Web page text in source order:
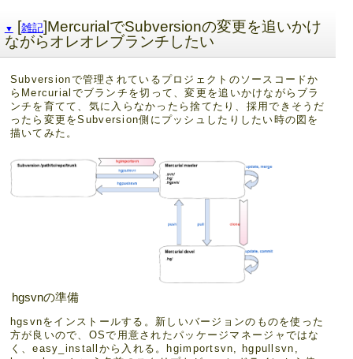
▼ [雑記]MercurialでSubversionの変更を追いかけ
ながらオレオレブランチしたい
Subversionで管理されているプロジェクトのソースコードか
らMercurialでブランチを切って、変更を追いかけながらブラ
ンチを育てて、気に入らなかったら捨てたり、採用できそうだ
ったら変更をSubversion側にプッシュしたりしたい時の図を
描いてみた。
hgsvnの準備
hgsvnをインストールする。新しいバージョンのものを使った
方が良いので、OSで用意されたパッケージマネージャではな
く、easy_installから入れる。hgimportsvn, hgpullsvn,